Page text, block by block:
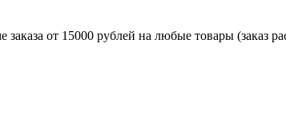
от 15000 рублей на любые товары (заказ